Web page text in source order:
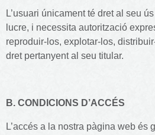
L’usuari únicament té dret al seu
lucre, i necessita autorització
reproduir-los, explotar-los,
dret pertanyent al seu titular.
B. CONDICIONS D’ACCÉS
L’accés a la nostra pàgina web és